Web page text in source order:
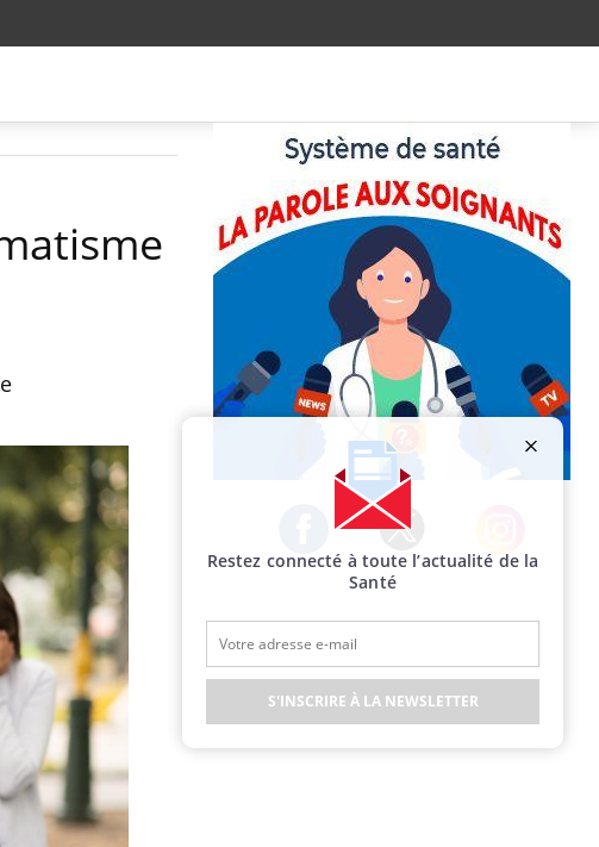
Facebook Twitter Instagram
Restez connecté à toute l’actualité de la
Santé
S'INSCRIRE À LA NEWSLETTER